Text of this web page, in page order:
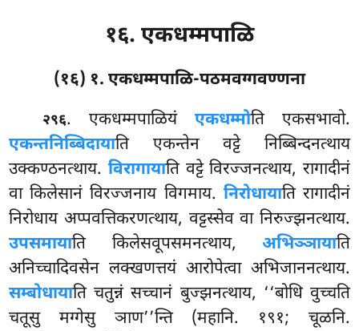
१६. एकधम्मपाळि
(१६) १. एकधम्मपाळि-पठमवग्गवण्णना
२९६. एकधम्मपाळियं एकधम्मोति एकसभावो.
एकन्तनिब्बिदायाति एकन्तेन वट्टे निब्बिन्दनत्थाय
उक्कण्ठनत्थाय. विरागायाति वट्टे विरज्जनत्थाय, रागादीनं
वा किलेसानं विरज्जनाय विगमाय. निरोधायाति रागादीनं
निरोधाय अप्पवत्तिकरणत्थाय, वट्टस्सेव वा निरुज्झनत्थाय.
उपसमायाति किलेसवूपसमनत्थाय, अभिञ्ञायाति
अनिच्चादिवसेन लक्खणत्तयं आरोपेत्वा अभिजाननत्थाय.
सम्बोधायाति चतुन्नं सच्चानं बुज्झनत्थाय, ‘‘बोधि वुच्चति
चतूसु मग्गेसु ञाण’’न्ति (महानि. १९१; चूळनि.